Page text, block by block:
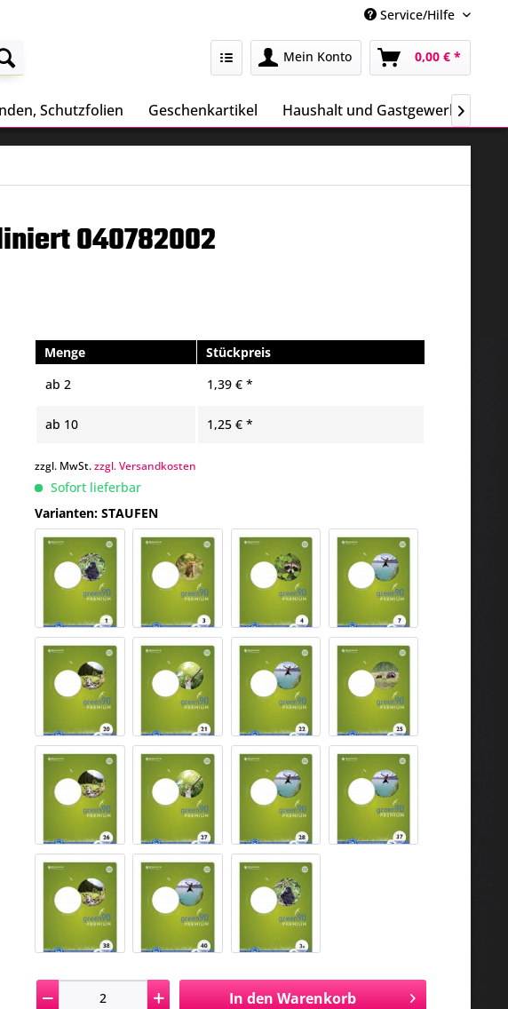
Service/Hilfe
Mein Konto 0,00 € *
Schutzfolien Geschenkartikel Haushalt und Gastgewerbe

040782002
Menge
Stückpreis
ab2 1,39 € *
ab 10 1,25 € *
zzgl. MwSt.zzgl. Versandkosten
Sofort lieferbar
Varianten: STAUFEN
In den Warenkorb